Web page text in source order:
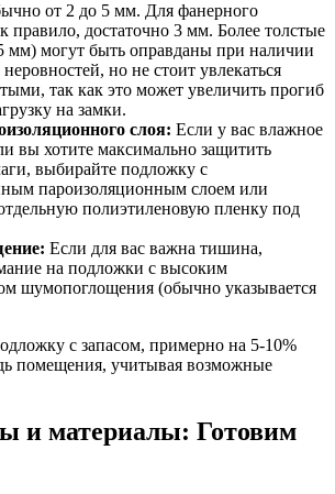
от 2 до 5 мм. Для фанерного
правило, достаточно 3 мм. Более толстые
мм) могут быть оправданы при наличии
но не стоит увлекаться
так как это может увеличить прогиб
на замки.
слоя: Если у вас влажное
вы хотите максимально защитить
выбирайте подложку с
пароизоляционным слоем или
полиэтиленовую пленку под
Если для вас важна тишина,
на подложки с высоким
шумопоглощения (обычно указывается
с запасом, примерно на 5-10%
помещения, учитывая возможные
и материалы: Готовим